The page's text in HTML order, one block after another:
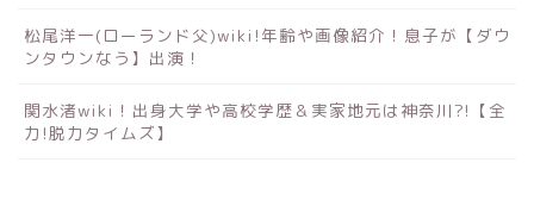
松尾洋一(ローランド父)wiki!年齢や画像紹介！息子が【ダウ
ンタウンなう】出演！
関水渚wiki！出身大学や高校学歴＆実家地元は神奈川?!【全
力!脱力タイムズ】